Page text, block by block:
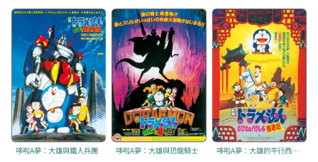
哆啦A夢：大雄與鐵人兵團 哆啦A夢：大雄與恐龍騎士 哆啦A夢：大雄的平行西遊記